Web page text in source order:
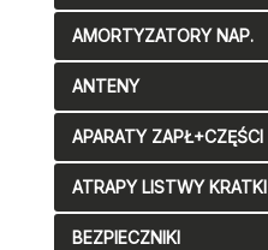
AMORTYZATORY NAP.
ANTENY
APARATY ZAPŁ+CZĘŚCI
ATRAPY LISTWY KRATKI
BEZPIECZNIKI